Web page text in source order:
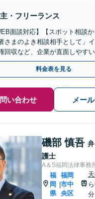
・フリーランス
面談対応】【スポット相談
さまのよき相談相手として」
回収など、企業が直面しやす
ト相談から顧問契約まで柔軟
料金表を見る
い合わせ メー
磯部 慎吾 弁
護士
A＆S福岡法律事務
福
岡
県
|
福岡
市中
央区
分